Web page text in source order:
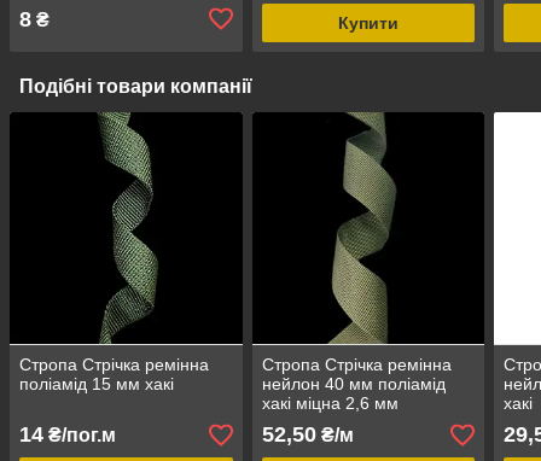
8 ₴ Купити
Подібні товари компанії
Стропа Стрічка ремінна
поліамід 15 мм хакі
14 ₴/пог.м
Стропа Стрічка ремінна
нейлон 40 мм поліамід
хакі міцна 2,6 мм
52,50₴/м
хакі